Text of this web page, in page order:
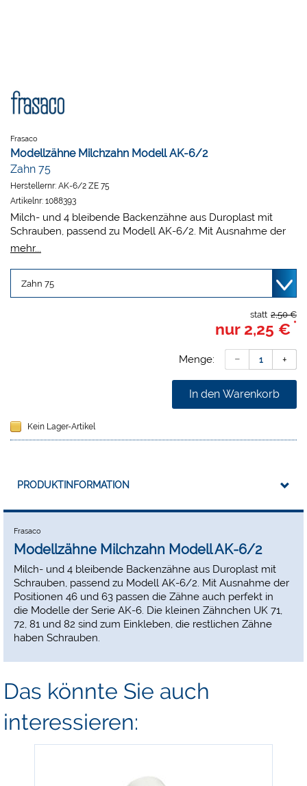
Frasaco
Modellzähne Milchzahn Modell AK-6/2
Zahn 75
Herstellernr: AK-6/2 ZE 75
Artikelnr: 1088393
Milch- und 4 bleibende Backenzähne aus Duroplast mit
Schrauben, passend zu Modell AK-6/2. Mit Ausnahme der
Positionen 46 und 63 passen die Zähne auch perfekt in die
und 82 sind zum Einkleben, die restlichen Zähne haben
Schrauben.
mehr...
2,50 €
statt
nur 2,25 € *
Menge:
In den Warenkorb
Kein Lager-Artikel
PRODUKTINFORMATION
Frasaco
Modellzähne Milchzahn Modell AK-6/2
Milch- und 4 bleibende Backenzähne aus Duroplast mit
Schrauben, passend zu Modell AK-6/2. Mit Ausnahme der
Positionen 46 und 63 passen die Zähne auch perfekt in
die Modelle der Serie AK-6. Die kleinen Zähnchen UK 71,
72, 81 und 82 sind zum Einkleben, die restlichen Zähne
haben Schrauben.
Das könnte Sie auch
interessieren: